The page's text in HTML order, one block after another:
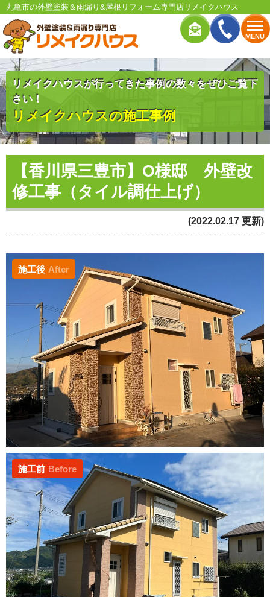
MENU
丸亀市の外壁塗装＆雨漏り&屋根リフォーム専門店リメイクハウス
リメイクハウスが行ってきた事例の数々をぜひご覧下
さい！
リメイクハウスの施工事例
【香川県三豊市】O様邸 外壁改
修工事（タイル調仕上げ）
(2022.02.17 更新)
施工後 After
施工前 Before